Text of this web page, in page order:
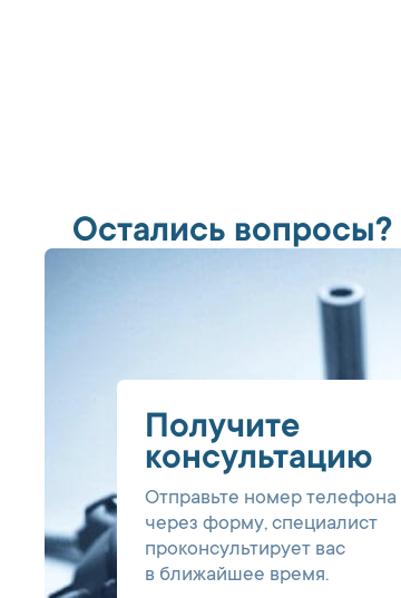
Остались
Получите
консультацию
Отправьте номер телефона
через форму, специалист
проконсультирует вас
в ближайшее время.